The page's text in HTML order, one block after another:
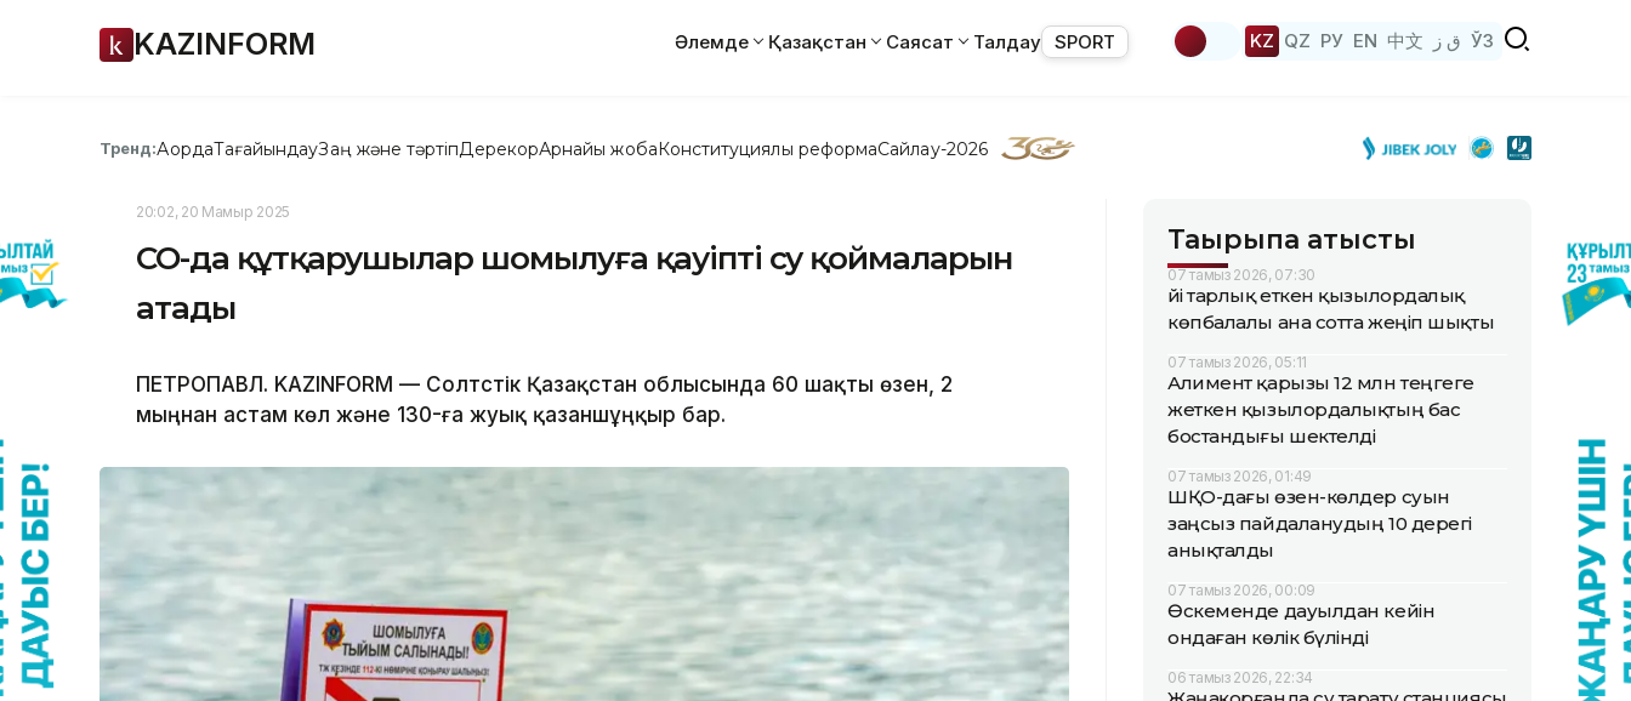
KAZINFORM Әлемде Қазақстан Саясат Талдау SPORT KZ QZ РУ EN 中文 ق ز ЎЗ
Тренд:АқордаТағайындауЗаң және тәртіпДерекқорАрнайы жобаКонституциялық реформаСайлау-2026
20:02, 20 Мамыр 2025
СҚО-да құтқарушылар шомылуға қауіпті су қоймаларын
атады
ПЕТРОПАВЛ. KAZINFORM — Солтүстік Қазақстан облысында 60 шақты өзен, 2
мыңнан астам көл және 130-ға жуық қазаншұңқыр бар.
Тақырыпқа қатысты
07 тамыз 2026, 07:30
Үйі тарлық еткен қызылордалық
көпбалалы ана сотта жеңіп шықты
07 тамыз 2026, 05:11
Алимент қарызы 12 млн теңгеге
жеткен қызылордалықтың бас
бостандығы шектелді
07 тамыз 2026, 01:49
ШҚО-дағы өзен-көлдер суын
заңсыз пайдаланудың 10 дерегі
анықталды
07 тамыз 2026, 00:09
Өскеменде дауылдан кейін
ондаған көлік бүлінді
06 тамыз 2026, 22:34